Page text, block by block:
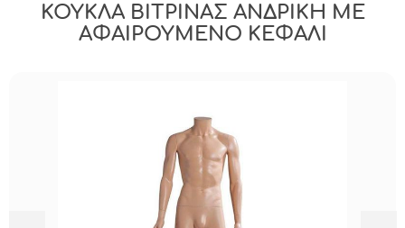
ΚΟΥΚΛΑ ΒΙΤΡΙΝΑΣ ΑΝΔΡΙΚΗ ΜΕ
ΑΦΑΙΡΟΥΜΕΝΟ ΚΕΦΑΛΙ